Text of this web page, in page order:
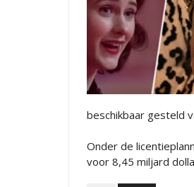
beschikbaar gesteld
Onder de
voor 8,45 miljard